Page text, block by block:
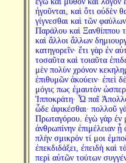
ἡγοῦνται, καὶ ὅτι οὐδὲν
γίγνεσθαι καὶ τῶν
Παράλου καὶ Ξανθίππου
καὶ ἄλλοι ἄλλων
κατηγορεῖν· ἔτι γὰρ ἐν
τοσαῦτα καὶ τοιαῦτα
μὲν πολὺν χρόνον
ἐπιθυμῶν ἀκούειν· ἐπεὶ
μόγις πως ἐμαυτὸν
Ἱπποκράτη· Ὦ παῖ
ὧδε ἀφικέσθαι· πολλοῦ
Πρωταγόρου. ἐγὼ γὰρ ἐν
ἀνθρωπίνην ἐπιμέλειαν ᾗ
πλὴν σμικρόν τί μοι
ἐπεκδιδάξει, ἐπειδὴ καὶ
περὶ αὐτῶν τούτων